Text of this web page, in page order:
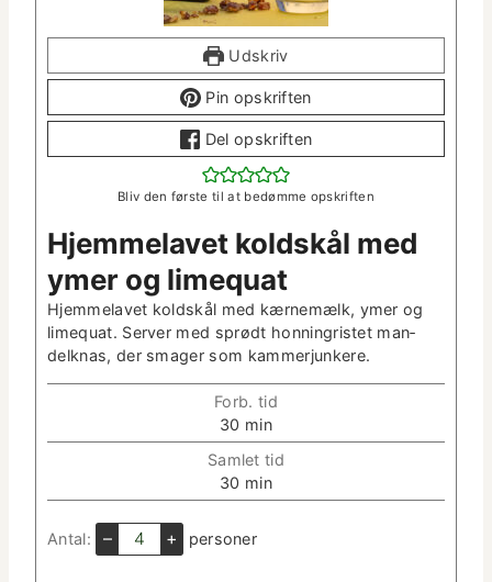
Udskriv
Pin opskriften
Del opskriften
Bliv den første til at bedømme opskriften
Hjem­melavet kold­skål med
ymer og limequat
Hjem­melavet kold­skål med kærnemælk, ymer og
lime­quat. Serv­er med sprødt hon­ningris­tet man­
delk­nas, der smager som kammerjunkere.
Forb. tid
30 m
i
n
t
min
Sam­let tid
30 m
i
­
min
Antal: – + per­son­er